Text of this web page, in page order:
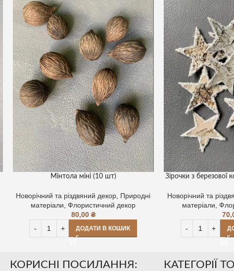
Мінтола міні (10 шт)
Новорічний та різдвяний декор, Природні
матеріали,Флористичний декор
80,00 ₴
ДОДАТИ В КОШИК
Зірочки з березової
Новорічний та
матеріали,
КОРИСНІ ПОСИЛАННЯ: КАТЕГОРІЇ